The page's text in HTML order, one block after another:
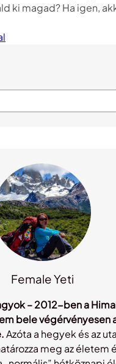
ki magad? Ha igen,
Female Yeti
– 2012-ben a
bele végérvényesen
Azóta a hegyek és az
meg az életem